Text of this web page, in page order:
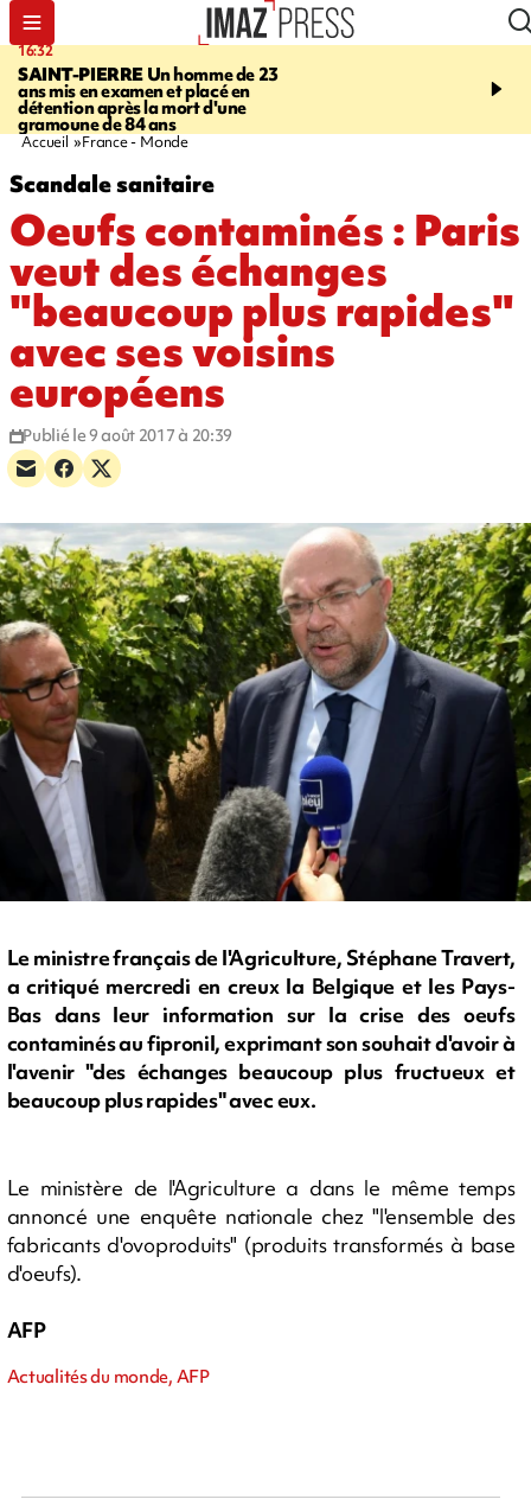
16:32
SAINT-PIERREUn homme de 23
ans mis en examen et placé en
détention après la mort d'une
gramoune de 84 ans
21:08
et Turquie scellent un
Accueil France - Monde
Scandale sanitaire
Oeufs contaminés : Paris
veut des échanges
"beaucoup plus rapides"
avec ses voisins
européens
Publié le 9 août 2017 à 20:39
Le ministre français de l'Agriculture, Stéphane Travert,
a critiqué mercredi en creux la Belgique et les Pays-
Bas dans leur information sur la crise des oeufs
contaminés au fipronil, exprimant son souhait d'avoir à
l'avenir "des échanges beaucoup plus fructueux et
beaucoup plus rapides" avec eux.
Le ministère de l'Agriculture a dans le même temps
annoncé une enquête nationale chez "l'ensemble des
fabricants d'ovoproduits" (produits transformés à base
d'oeufs).
AFP
Actualités du monde, AFP